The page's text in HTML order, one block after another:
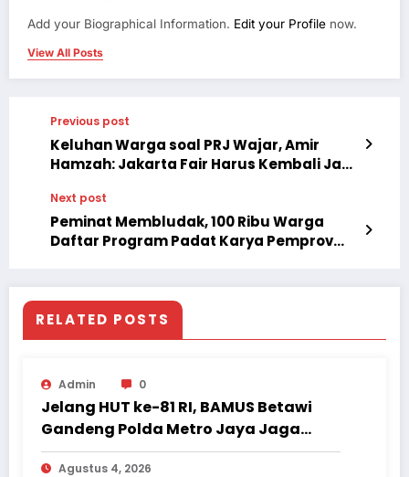
Add your Biographical Information. Edit your Profile now.
View All Posts
Previous post
Keluhan Warga soal PRJ Wajar, Amir
Hamzah: Jakarta Fair Harus Kembali Jadi
Next post
Peminat Membludak, 100 Ribu Warga
Daftar Program Padat Karya Pemprov
RELATED POSTS
Admin 0
Jelang HUT ke-81 RI, BAMUS Betawi
Gandeng Polda Metro Jaya Jaga
Jakarta Tetap Aman dan Kondusif
Agustus 4, 2026